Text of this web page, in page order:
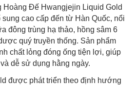
Hoàng Đế Hwangjejin Liquid Gold
sung cao cấp đến từ Hàn Quốc, nổi
đông trùng hạ thảo, hồng sâm 6
quý truyền thống. Sản phẩm
chất lỏng đóng ống tiện lợi, giúp
dễ sử dụng hằng ngày.
được phát triển theo định hướng